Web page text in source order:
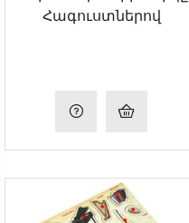
Հագուստներով